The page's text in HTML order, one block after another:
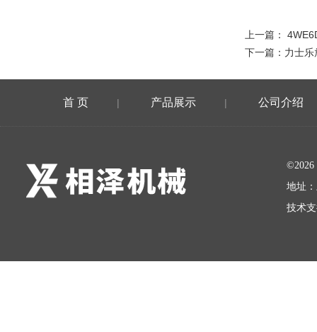
上一篇：
下一篇： 力士乐
首 页 | 产品展示 | 公司介绍
地址
技术